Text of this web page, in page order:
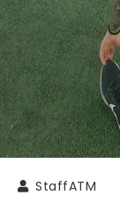
StaffATM